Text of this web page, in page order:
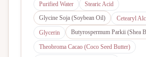
Purified Water
Stearic Acid
Glycine Soja (Soybean Oil)
Cetearyl
Glycerin
Butyrospermum Parkii (Shea
Theobroma Cacao (Coco Seed Butter)